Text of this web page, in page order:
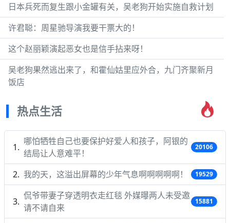
日本兵死而复生跟小金罐有关，吴老狗开始实施自救计划
许君聪：周星驰导演我要干票大的！
这个赵丽颖演起恶女也是信手拈来呀！
吴老狗果然逃出来了，和霍仙姑里应外合，九门齐聚新月
饭店
热点生活
哪怕牺牲自己也要保护好爱人和孩子，阿银的
结局让人意难平！
20106
我的天，这溢出屏幕的少年气息啊啊啊啊啊！ 19529
侃爷带妻子穿透明衣走红毯 外媒曝两人未受邀
请不请自来
15881